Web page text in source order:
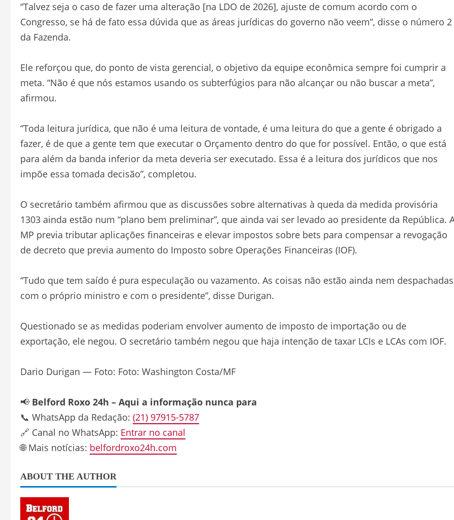
“Talvez seja o caso de fazer uma alteração [na LDO de 2026], ajuste de comum acordo com o
Congresso, se há de fato essa dúvida que as áreas jurídicas do governo não veem”, disse o número 2
da Fazenda.
Ele reforçou que, do ponto de vista gerencial, o objetivo da equipe econômica sempre foi cumprir a
meta. “Não é que nós estamos usando os subterfúgios para não alcançar ou não buscar a meta”,
afirmou.
“Toda leitura jurídica, que não é uma leitura de vontade, é uma leitura do que a gente é obrigado a
fazer, é de que a gente tem que executar o Orçamento dentro do que for possível. Então, o que está
para além da banda inferior da meta deveria ser executado. Essa é a leitura dos jurídicos que nos
impõe essa tomada decisão”, completou.
O secretário também afirmou que as discussões sobre alternativas à queda da medida provisória
1303 ainda estão num “plano bem preliminar”, que ainda vai ser levado ao presidente da República.
MP previa tributar aplicações financeiras e elevar impostos sobre bets para compensar a revogação
de decreto que previa aumento do Imposto sobre Operações Financeiras (IOF).
“Tudo que tem saído é pura especulação ou vazamento. As coisas não estão ainda nem despachadas
com o próprio ministro e com o presidente”, disse Durigan.
Questionado se as medidas poderiam envolver aumento de imposto de importação ou de
exportação, ele negou. O secretário também negou que haja intenção de taxar LCIs e LCAs com IOF.
Dario Durigan — Foto: Foto: Washington Costa/MF
📢 Belford Roxo 24h – Aqui a informação nunca para
📞 WhatsApp da Redação: (21) 97915-5787
🔗 Canal no WhatsApp: Entrar no canal
🌐 Mais notícias: belfordroxo24h.com
ABOUT THE AUTHOR